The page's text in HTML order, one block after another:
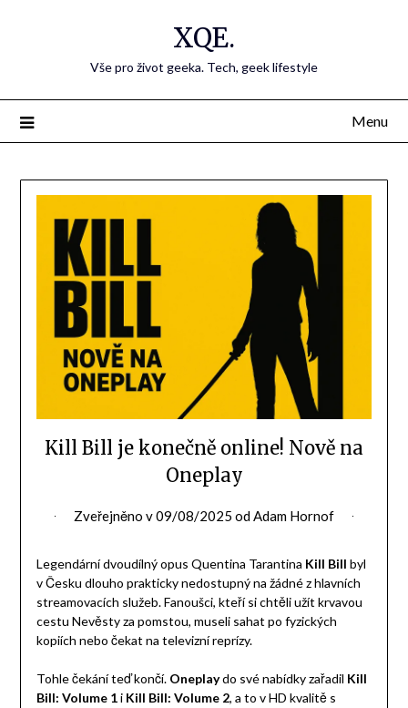
XQE.
Vše pro život geeka. Tech, geek lifestyle
Menu
Kill Bill je konečně online! Nově na
Oneplay
Zveřejněno v09/08/2025 odAdam Hornof
Legendární dvoudílný opus Quentina Tarantina Kill Bill byl
v Česku dlouho prakticky nedostupný na žádné z hlavních
streamovacích služeb. Fanoušci, kteří si chtěli užít krvavou
cestu Nevěsty za pomstou, museli sahat po fyzických
kopiích nebo čekat na televizní reprízy.
Tohle čekání teď končí. Oneplaydo své nabídky zařadil Kill
Bill: Volume 1i Kill Bill: Volume 2, a to v HD kvalitě s